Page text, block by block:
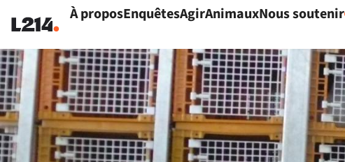
À proposEnquêtesAgirAnimauxNous soutenir